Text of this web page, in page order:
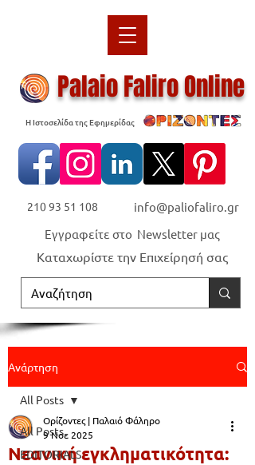
Palaio Faliro Online
Η Ιστοσελίδα της Εφημερίδας
210 93 51 108 info@paliofaliro.gr
Καταχωρίστε την Επιχείρησή σας
Εγγραφείτε στο Newsletter μας
Ανάρτηση
All Posts
EDITORIALS
All Posts
Νεανική εγκληματικότητα:
Ορίζοντες | Παλαιό Φάληρο
9 Νοε 2025